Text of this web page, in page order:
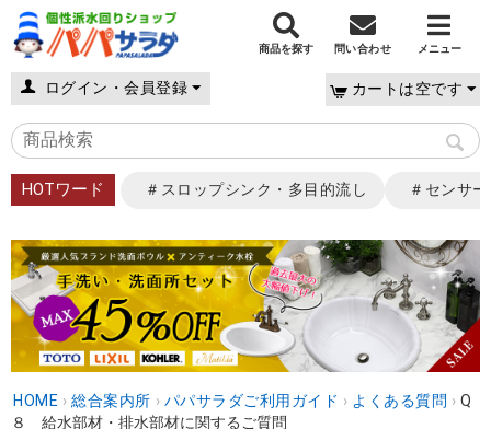
商品を探す 問い合わせ メニュー
ログイン・会員登録 カートは空です
HOTワード ＃スロップシンク・多目的流し ＃センサ
HOME › 総合案内所 › パパサラダご利用ガイド › よくある質問 › Q
８ 給水部材・排水部材に関するご質問